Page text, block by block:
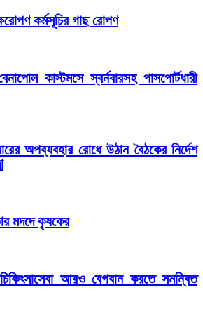
কর্মসূচির গাছ রোপণ
কাস্টমসে স্বর্নবারসহ পাসপোর্টধারী
অপব্যবহার রোধে উঠান বৈঠকের নির্দেশ
মদদে কৃষকের
আরও বেগবান করতে সমন্বিত